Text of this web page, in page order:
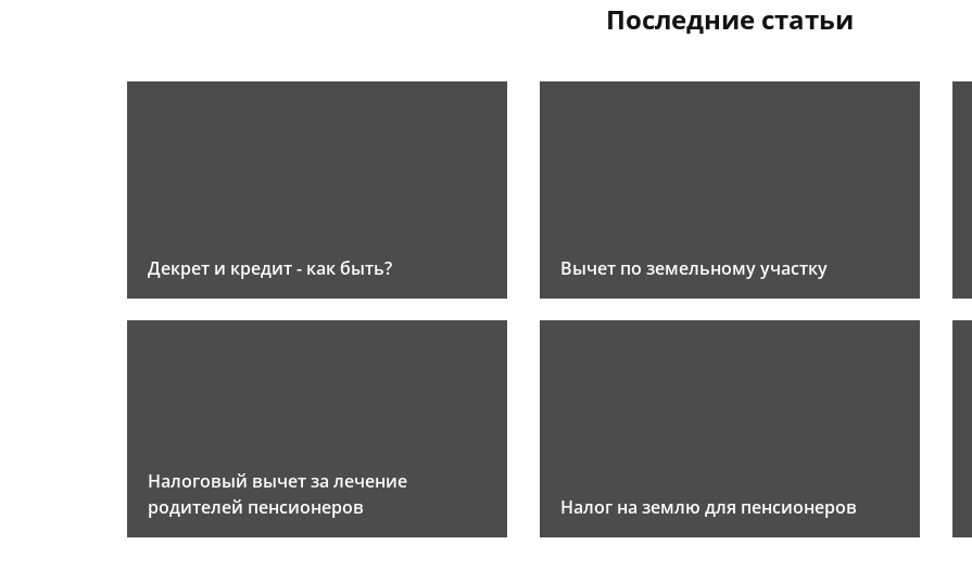
Последние статьи
Декрет и кредит - как быть? Вычет по земельному участку
Налоговый вычет за лечение
родителей пенсионеров
Налог на землю для пенсионеров